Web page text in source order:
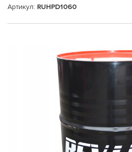
Артикул: RUHPD1060